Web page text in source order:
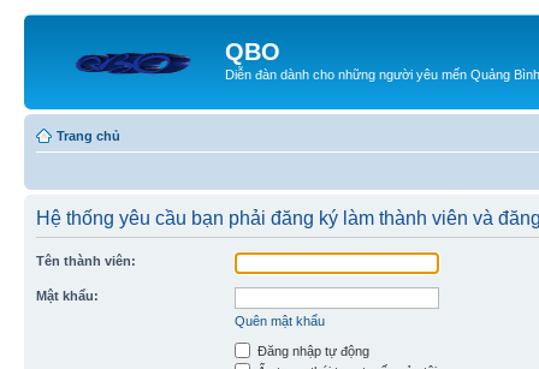
QBO
Diễn đàn dành cho những người yêu mến Quảng Bình
Trang chủ
Hệ thống yêu cầu bạn phải đăng ký làm thành viên và
Tên thành viên:
Mật khẩu:
Quên mật khẩu
Đăng nhập tự động